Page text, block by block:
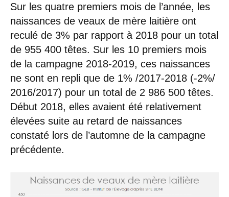
Sur les quatre premiers mois de l’année, les
naissances de veaux de mère laitière ont
reculé de 3% par rapport à 2018 pour un total
de 955 400 têtes. Sur les 10 premiers mois
de la campagne 2018-2019, ces naissances
ne sont en repli que de 1% /2017-2018 (-2%/
2016/2017) pour un total de 2 986 500 têtes.
Début 2018, elles avaient été relativement
élevées suite au retard de naissances
constaté lors de l’automne de la campagne
précédente.